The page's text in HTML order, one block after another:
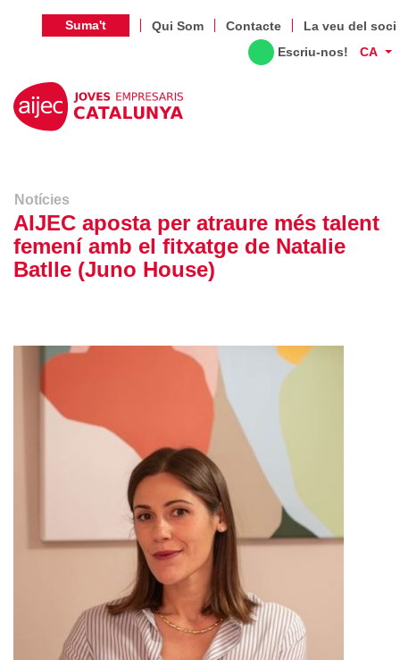
Suma't Qui Som Contacte
La veu del soci
Escriu-nos!
CA
Notícies
AIJEC aposta per atraure més talent
femení amb el fitxatge de Natalie
Batlle (Juno House)